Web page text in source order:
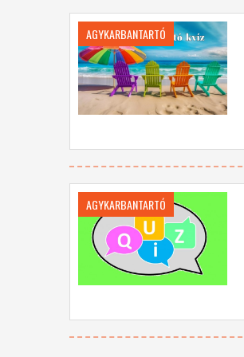
AGYKARBANTARTÓ
AGYKARBANTARTÓ